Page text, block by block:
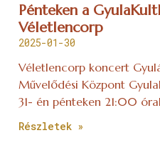
Pénteken a
Véletlencorp
2025-01-30
Véletlencorp koncert
Művelődési Központ
31- én pénteken 21:00
Részletek »